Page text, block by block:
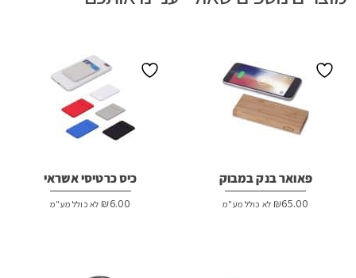
פאואר בנק במבוק
₪65.00 לא כולל מע"מ
כיס כרטיסי אשראי
₪6.00 לא כולל מע"מ